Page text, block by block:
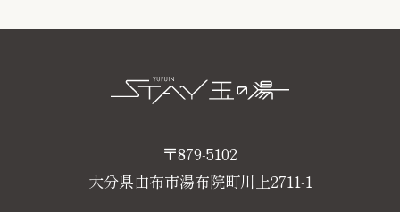
〒879-5102
大分県由布市湯布院町川上2711-1